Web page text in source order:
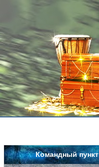
Командный пункт